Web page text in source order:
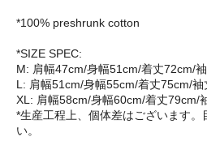
*100% preshrunk cotton
*SIZE SPEC:
M: 肩幅47cm/身幅51cm/着丈72cm/
L: 肩幅51cm/身幅55cm/着丈75cm/袖
XL: 肩幅58cm/身幅60cm/着丈79cm/
*生産工程上、個体差はございます。
い。